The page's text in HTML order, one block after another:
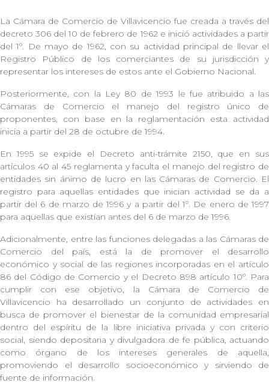
La Cámara de Comercio de Villavicencio fue creada a través del
decreto 306 del 10 de febrero de 1962 e inició actividades a partir
del 1º. De mayo de 1962, con su actividad principal de llevar el
Registro Público de los comerciantes de su jurisdicción y
representar los intereses de estos ante el Gobierno Nacional.
Posteriormente, con la Ley 80 de 1993 le fue atribuido a las
Cámaras de Comercio el manejo del registro único de
proponentes, con base en la reglamentación esta actividad
inicia a partir del 28 de octubre de 1994.
En 1995 se expide el Decreto anti-trámite 2150, que en sus
artículos 40 al 45 reglamenta y faculta el manejo del registro de
entidades sin ánimo de lucro en las Cámaras de Comercio. El
registro para aquellas entidades que inician actividad se da a
partir del 6 de marzo de 1996 y a partir del 1º. De enero de 1997
para aquellas que existían antes del 6 de marzo de 1996.
Adicionalmente, entre las funciones delegadas a las Cámaras de
Comercio del país, está la de promover el desarrollo
económico y social de las regiones incorporadas en el artículo
86 del Código de Comercio y el Decreto 898 artículo 10º. Para
cumplir con ese objetivo, la Cámara de Comercio de
Villavicencio ha desarrollado un conjunto de actividades en
busca de promover el bienestar de la comunidad empresarial
dentro del espíritu de la libre iniciativa privada y con criterio
social, siendo depositaria y divulgadora de fe pública, actuando
como órgano de los intereses generales de aquella,
promoviendo el desarrollo socioeconómico y sirviendo de
fuente de información.